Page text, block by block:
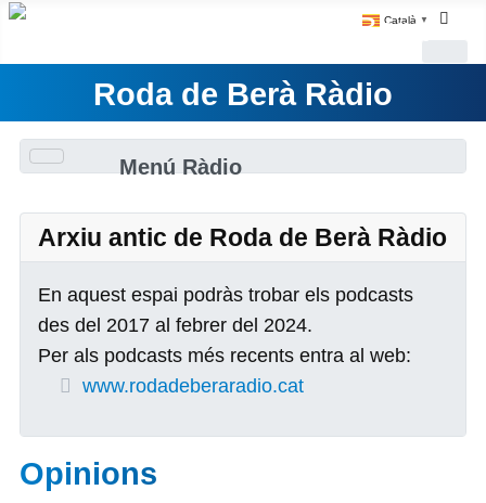
Català ▼
Roda de Berà Ràdio
Menú Ràdio
Arxiu antic de Roda de Berà Ràdio
En aquest espai podràs trobar els podcasts
des del 2017 al febrer del 2024.
Per als podcasts més recents entra al web:
www.rodadeberaradio.cat
Opinions